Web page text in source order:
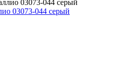
03073-044 серый